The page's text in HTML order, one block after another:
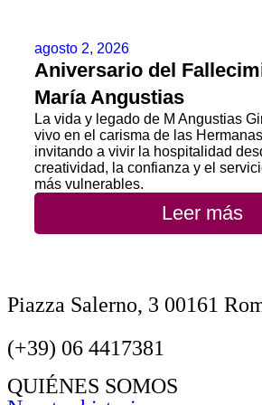
agosto 2, 2026
Aniversario del
María Angustias
La vida y legado de M Angustias
vivo en el carisma de las
invitando a vivir la hospitalidad
creatividad, la confianza y el
más vulnerables.
Leer más
Piazza Salerno, 3 00161
(+39) 06 4417381
QUIÉNES SOMOS